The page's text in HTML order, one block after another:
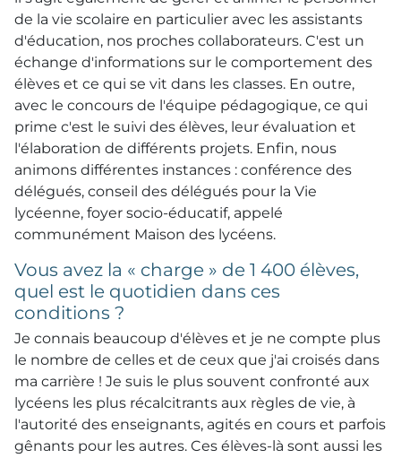
de la vie scolaire en particulier avec les assistants
d'éducation, nos proches collaborateurs. C'est un
échange d'informations sur le comportement des
élèves et ce qui se vit dans les classes. En outre,
avec le concours de l'équipe pédagogique, ce qui
prime c'est le suivi des élèves, leur évaluation et
l'élaboration de différents projets. Enfin, nous
animons différentes instances : conférence des
délégués, conseil des délégués pour la Vie
lycéenne, foyer socio-éducatif, appelé
communément Maison des lycéens.
Vous avez la « charge » de 1 400 élèves,
quel est le quotidien dans ces
conditions ?
Je connais beaucoup d'élèves et je ne compte plus
le nombre de celles et de ceux que j'ai croisés dans
ma carrière ! Je suis le plus souvent confronté aux
lycéens les plus récalcitrants aux règles de vie, à
l'autorité des enseignants, agités en cours et parfois
gênants pour les autres. Ces élèves-là sont aussi les